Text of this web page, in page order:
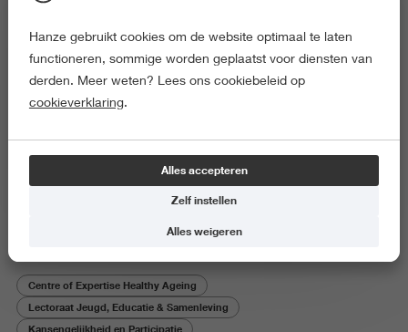
Op naar Inclusief Onderwijs
Onderzoeksproject
Centre of Expertise Healthy Ageing
Lectoraat Jeugd, Educatie & Samenleving
Kansengelijkheid en Participatie
Hanze gebruikt cookies om de website optimaal te laten
functioneren, sommige worden geplaatst voor diensten van
derden. Meer weten? Lees ons cookiebeleid op
cookieverklaring.
Alles accepteren
Zelf instellen
Alles weigeren